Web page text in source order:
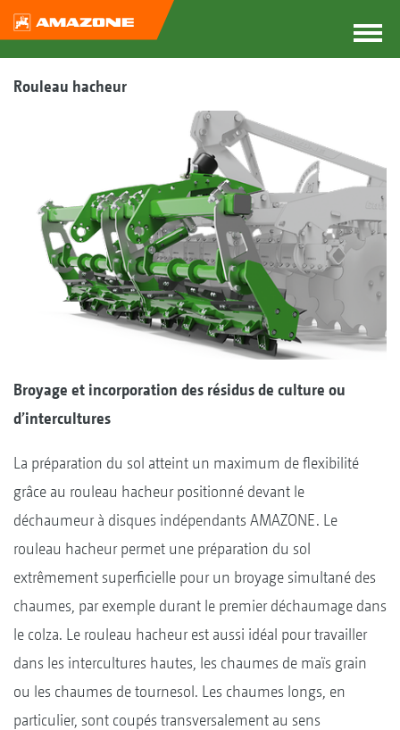
Rouleau hacheur
Broyage et incorporation des résidus de culture ou
d’intercultures
La préparation du sol atteint un maximum de flexibilité
grâce au rouleau hacheur positionné devant le
déchaumeur à disques indépendants AMAZONE. Le
rouleau hacheur permet une préparation du sol
extrêmement superficielle pour un broyage simultané des
chaumes, par exemple durant le premier déchaumage dans
le colza. Le rouleau hacheur est aussi idéal pour travailler
dans les intercultures hautes, les chaumes de maïs grain
ou les chaumes de tournesol. Les chaumes longs, en
particulier, sont coupés transversalement au sens